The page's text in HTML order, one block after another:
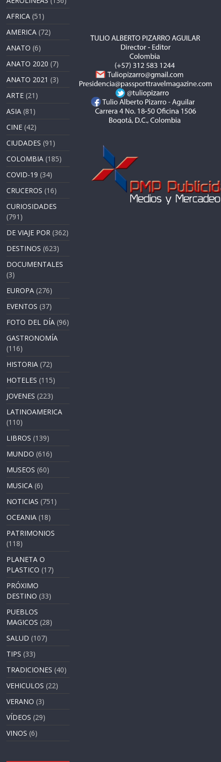
AFRICA (51)
AMERICA (72)
ANATO (6)
ANATO 2020 (7)
ANATO 2021 (3)
ARTE (21)
ASIA (81)
CINE (42)
CIUDADES (91)
COLOMBIA (185)
COVID-19 (34)
CRUCEROS (16)
CURIOSIDADES
(791)
DE VIAJE POR (362)
DESTINOS (623)
DOCUMENTALES
(3)
EUROPA (276)
EVENTOS (37)
FOTO DEL DÍA (96)
GASTRONOMÍA
(116)
HISTORIA (72)
HOTELES (115)
JOVENES (223)
LATINOAMERICA
(110)
LIBROS (139)
MUNDO (616)
MUSEOS (60)
MUSICA (6)
NOTICIAS (751)
OCEANIA (18)
PATRIMONIOS
(118)
PLANETA O
PLASTICO (17)
PRÓXIMO
DESTINO (33)
PUEBLOS
MAGICOS (28)
SALUD (107)
TIPS (33)
TRADICIONES (40)
VEHICULOS (22)
VERANO (3)
VÍDEOS (29)
VINOS (6)